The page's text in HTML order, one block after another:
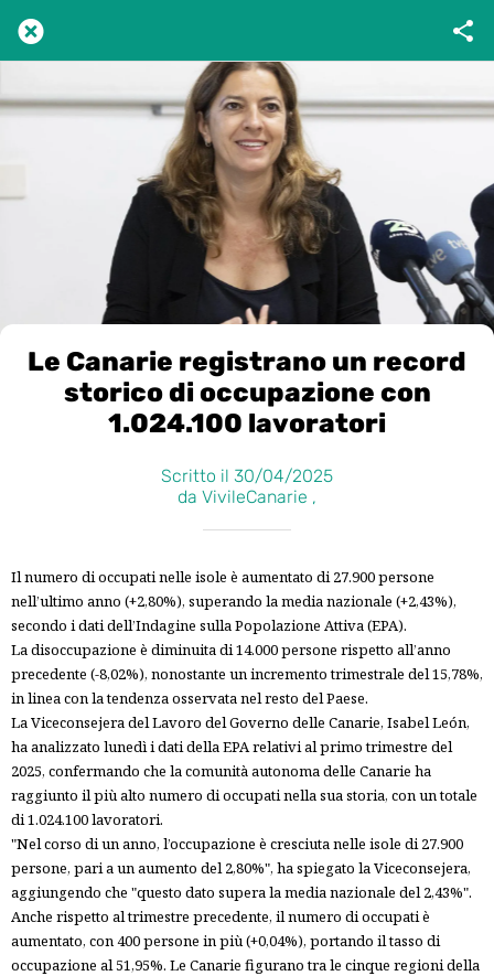
Le Canarie registrano un record
storico di occupazione con
1.024.100 lavoratori
Scritto il 30/04/2025
da VivileCanarie ,
Il numero di occupati nelle isole è aumentato di 27.900 persone
nell’ultimo anno (+2,80%), superando la media nazionale (+2,43%),
secondo i dati dell’Indagine sulla Popolazione Attiva (EPA).
La disoccupazione è diminuita di 14.000 persone rispetto all’anno
precedente (-8,02%), nonostante un incremento trimestrale del 15,78%,
in linea con la tendenza osservata nel resto del Paese.
La Viceconsejera del Lavoro del Governo delle Canarie, Isabel León,
ha analizzato lunedì i dati della EPA relativi al primo trimestre del
2025, confermando che la comunità autonoma delle Canarie ha
raggiunto il più alto numero di occupati nella sua storia, con un totale
di 1.024.100 lavoratori.
"Nel corso di un anno, l’occupazione è cresciuta nelle isole di 27.900
persone, pari a un aumento del 2,80%", ha spiegato la Viceconsejera,
aggiungendo che "questo dato supera la media nazionale del 2,43%".
Anche rispetto al trimestre precedente, il numero di occupati è
aumentato, con 400 persone in più (+0,04%), portando il tasso di
occupazione al 51,95%. Le Canarie figurano tra le cinque regioni della